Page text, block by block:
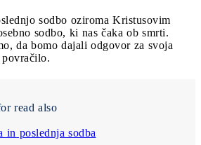
sodbo oziroma Kristusovim
sodbo, ki nas čaka ob smrti.
da bomo dajali odgovor za svoja
in poslednja sodba